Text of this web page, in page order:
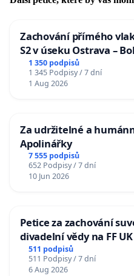
Zachování přímého
S2 v úseku Ostrava –
u Jablunkova
1 350 podpisů
1 345 Podpisy / 7 dní
1 Aug 2026
Za udržitelné a
Apolinářky
7 555 podpisů
652 Podpisy / 7 dní
10 Jun 2026
Petice za zachování
divadelní vědy na FF UK
511 podpisů
511 Podpisy / 7 dní
6 Aug 2026